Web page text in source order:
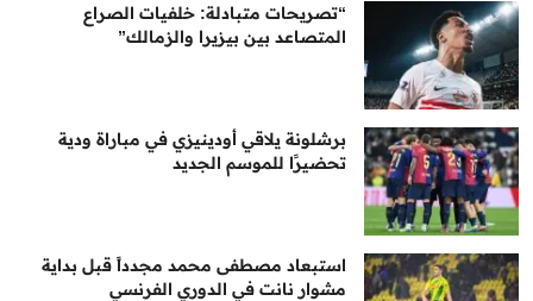
“تصريحات متبادلة: خلفيات الصراع
المتصاعد بين بيزيرا والزمالك”
برشلونة يلاقي أودينيزي في مباراة ودية
تحضيرًا للموسم الجديد
استبعاد مصطفى محمد مجدداً قبل بداية
مشوار نانت في الدوري الفرنسي